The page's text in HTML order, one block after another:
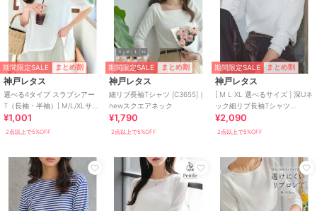
期間限定SALE まとめ割
神戸レタス
選べる4タイプ スラブシアー
T（長袖・半袖）[ M/L/XLサイ
ズ ] [C7325]
¥1,001
2点以上で5%OFF
期間限定SALE まとめ割
神戸レタス
細リブ長袖Tシャツ [C3655]｜
newスクエアネック
¥1,790
2点以上で5%OFF
期間限定SALE まとめ割
神戸レタス
[ M L XL 選べるサイズ ] 深Uネ
ック細リブ長袖Tシャツ
[C7316]
¥2,090
2点以上で5%OFF